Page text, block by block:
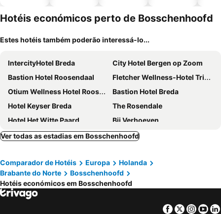
Hotéis económicos perto de Bosschenhoofd
Estes hotéis também poderão interessá-lo...
IntercityHotel Breda
City Hotel Bergen op Zoom
Bastion Hotel Roosendaal
Fletcher Wellness-Hotel Trivium
Otium Wellness Hotel Roosendaal
Bastion Hotel Breda
Hotel Keyser Breda
The Rosendale
Hotel Het Witte Paard
Bij Verhoeven
Van der Valk Hotel Breda
Hotel Nassau Breda, Autograph Collection
Boutique Hotel Het Scheepshuys
Fletcher Hotel-Restaurant De Reiskoffer
Havenzicht
Parkhotel Mastbosch Breda
Leonardo Hotel Breda City Center
Fletcher Hotel-Restaurant Zevenbergen-Moerdijk
Ver todas as estadias em Bosschenhoofd
Comparador de Hotéis Europa
Holanda
Brabante do Norte
Bosschenhoofd
Hotéis económicos em Bosschenhoofd
Facebook
Twitter